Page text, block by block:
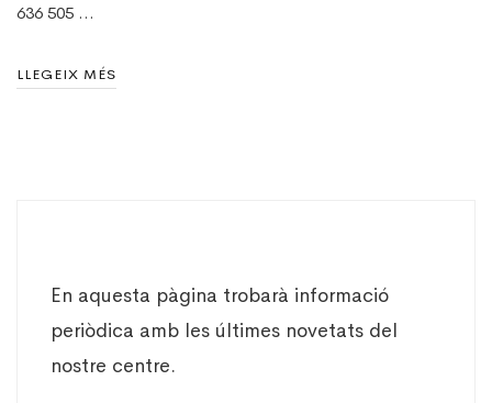
636 505 …
LLEGEIX MÉS
En aquesta pàgina trobarà informació
periòdica amb les últimes novetats del
nostre centre.